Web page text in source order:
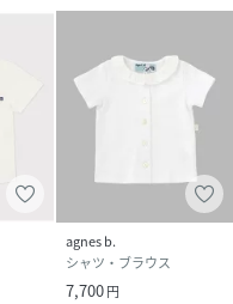
agnes b.
シャツ・ブラウス
7,700円